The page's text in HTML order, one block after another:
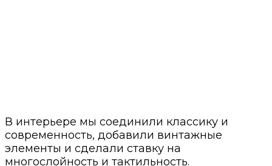
В интерьере мы соединили классику и
современность, добавили винтажные
элементы и сделали ставку на
многослойность и тактильность.